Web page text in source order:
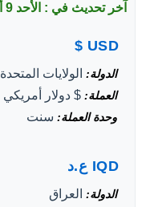
آخر تحديث في : الأحد 9 أغسطس 2026
USD
$
الدولة الولايات المتحدة
العملة $ دولار أمريكي
وحدة العملة سنت
IQD ع.د
الدولة العراق